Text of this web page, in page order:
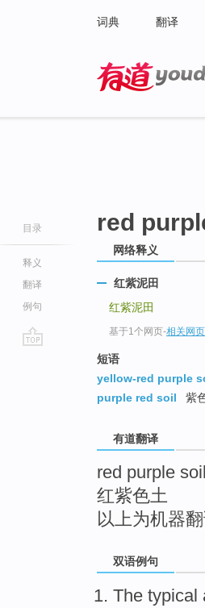
词典 翻译
目录
释义
翻译
例句
red
网络释义
红紫泥田
红紫泥田
基于1个网页-相关网页
短语
yellow-red purple
purple red soil
紫
有道翻译
red purple soil
红紫色土
以上为机器
双语例句
The typical